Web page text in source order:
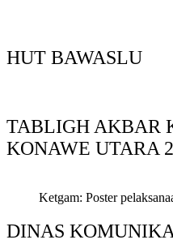
HUT BAWASLU
TABLIGH AKBAR
KONAWE UTARA
Ketgam: Poster
DINAS